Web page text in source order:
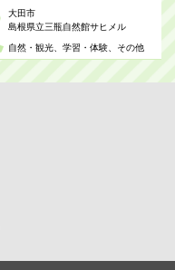
大田市
島根県立三瓶自然館サヒメル
自然・観光 学習・体験 その他